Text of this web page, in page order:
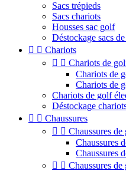
Sacs trépieds
Sacs chariots
Housses sac golf
Déstockage sacs
  Chariots
  Chariots de
Chariots de
Chariots de
Chariots de golf
Déstockage
  Chaussures
  Chaussures
Chaussures
Chaussures
  Chaussures